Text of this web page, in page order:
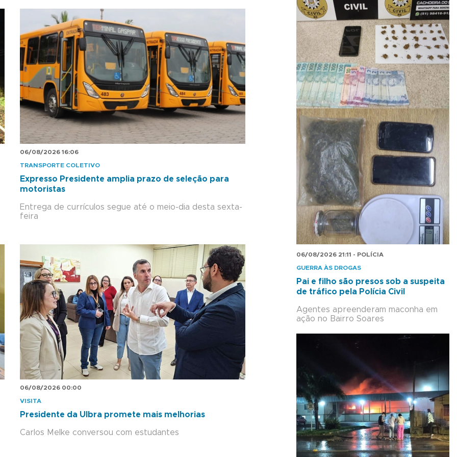
06/08/2026 16:06
TRANSPORTE COLETIVO
Expresso Presidente amplia prazo de seleção para
motoristas
Entrega de currículos segue até o meio-dia desta sexta-
feira
06/08/2026 00:00
VISITA
Presidente da Ulbra promete mais melhorias
Carlos Melke conversou com estudantes
06/08/2026 21:11 - POLÍCIA
GUERRA ÀS DROGAS
Pai e filho são presos sob a suspeita
de tráfico pela Polícia Civil
Agentes apreenderam maconha em
ação no Bairro Soares